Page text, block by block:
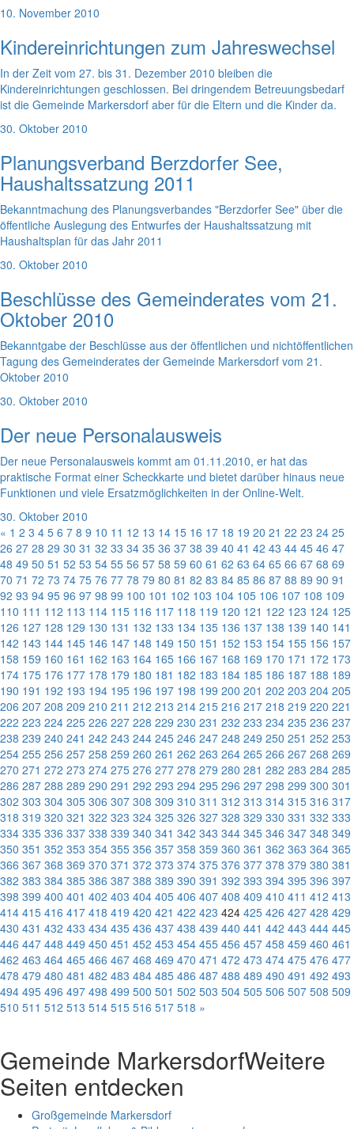
10. November 2010
Kindereinrichtungen zum Jahreswechsel
In der Zeit vom 27. bis 31. Dezember 2010 bleiben die
Kindereinrichtungen geschlossen. Bei dringendem Betreuungsbedarf
ist die Gemeinde Markersdorf aber für die Eltern und die Kinder da.
30. Oktober 2010
Planungsverband Berzdorfer See,
Haushaltssatzung 2011
Bekanntmachung des Planungsverbandes "Berzdorfer See" über die
öffentliche Auslegung des Entwurfes der Haushaltssatzung mit
Haushaltsplan für das Jahr 2011
30. Oktober 2010
Beschlüsse des Gemeinderates vom 21.
Oktober 2010
Bekanntgabe der Beschlüsse aus der öffentlichen und nichtöffentlichen
Tagung des Gemeinderates der Gemeinde Markersdorf vom 21.
Oktober 2010
30. Oktober 2010
Der neue Personalausweis
Der neue Personalausweis kommt am 01.11.2010, er hat das
praktische Format einer Scheckkarte und bietet darüber hinaus neue
Funktionen und viele Ersatzmöglichkeiten in der Online-Welt.
30. Oktober 2010
« 1 2 3 4 5 6 7 8 9 10 11 12 13 14 15 16 17 18 19 20 21 22 23 24 25
26 27 28 29 30 31 32 33 34 35 36 37 38 39 40 41 42 43 44 45 46 47
48 49 50 51 52 53 54 55 56 57 58 59 60 61 62 63 64 65 66 67 68 69
70 71 72 73 74 75 76 77 78 79 80 81 82 83 84 85 86 87 88 89 90 91
92 93 94 95 96 97 98 99 100 101 102 103 104 105 106 107 108 109
110 111 112 113 114 115 116 117 118 119 120 121 122 123 124 125
126 127 128 129 130 131 132 133 134 135 136 137 138 139 140 141
142 143 144 145 146 147 148 149 150 151 152 153 154 155 156 157
158 159 160 161 162 163 164 165 166 167 168 169 170 171 172 173
174 175 176 177 178 179 180 181 182 183 184 185 186 187 188 189
190 191 192 193 194 195 196 197 198 199 200 201 202 203 204 205
206 207 208 209 210 211 212 213 214 215 216 217 218 219 220 221
222 223 224 225 226 227 228 229 230 231 232 233 234 235 236 237
238 239 240 241 242 243 244 245 246 247 248 249 250 251 252 253
254 255 256 257 258 259 260 261 262 263 264 265 266 267 268 269
270 271 272 273 274 275 276 277 278 279 280 281 282 283 284 285
286 287 288 289 290 291 292 293 294 295 296 297 298 299 300 301
302 303 304 305 306 307 308 309 310 311 312 313 314 315 316 317
318 319 320 321 322 323 324 325 326 327 328 329 330 331 332 333
334 335 336 337 338 339 340 341 342 343 344 345 346 347 348 349
350 351 352 353 354 355 356 357 358 359 360 361 362 363 364 365
366 367 368 369 370 371 372 373 374 375 376 377 378 379 380 381
382 383 384 385 386 387 388 389 390 391 392 393 394 395 396 397
398 399 400 401 402 403 404 405 406 407 408 409 410 411 412 413
414 415 416 417 418 419 420 421 422 423 424 425 426 427 428 429
430 431 432 433 434 435 436 437 438 439 440 441 442 443 444 445
446 447 448 449 450 451 452 453 454 455 456 457 458 459 460 461
462 463 464 465 466 467 468 469 470 471 472 473 474 475 476 477
478 479 480 481 482 483 484 485 486 487 488 489 490 491 492 493
494 495 496 497 498 499 500 501 502 503 504 505 506 507 508 509
510 511 512 513 514 515 516 517 518 »
Gemeinde MarkersdorfWeitere
Seiten entdecken
Großgemeinde Markersdorf